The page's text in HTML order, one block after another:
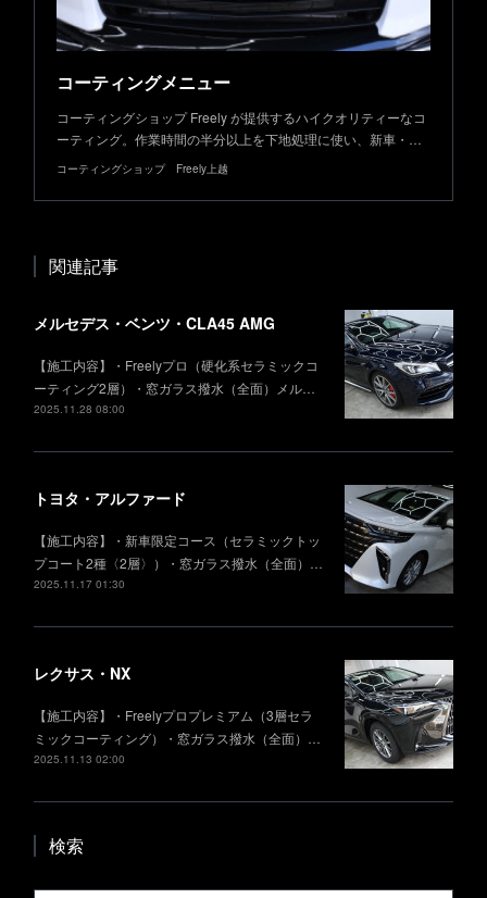
コーティングメニュー
コーティングショップ Freely が提供するハイクオリティーなコ
ーティング。作業時間の半分以上を下地処理に使い、新車・…
コーティングショップ Freely上越
関連記事
メルセデス・ベンツ・CLA45 AMG
【施工内容】・Freelyプロ（硬化系セラミックコ
ーティング2層）・窓ガラス撥水（全面）メル…
2025.11.28 08:00
トヨタ・アルファード
【施工内容】・新車限定コース（セラミックトッ
プコート2種〈2層〉）・窓ガラス撥水（全面）…
2025.11.17 01:30
レクサス・NX
【施工内容】・Freelyプロプレミアム（3層セラ
ミックコーティング）・窓ガラス撥水（全面）…
2025.11.13 02:00
検索